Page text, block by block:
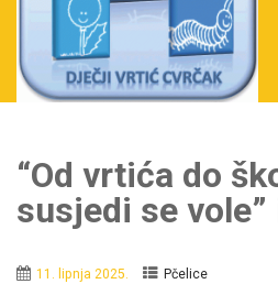
“Od vrtića do
susjedi se
11. lipnja 2025. Pčelice